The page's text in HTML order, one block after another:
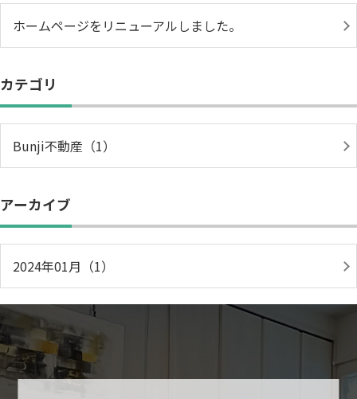
ホームページをリニューアルしました。
カテゴリ
Bunji不動産（1）
アーカイブ
2024年01月（1）